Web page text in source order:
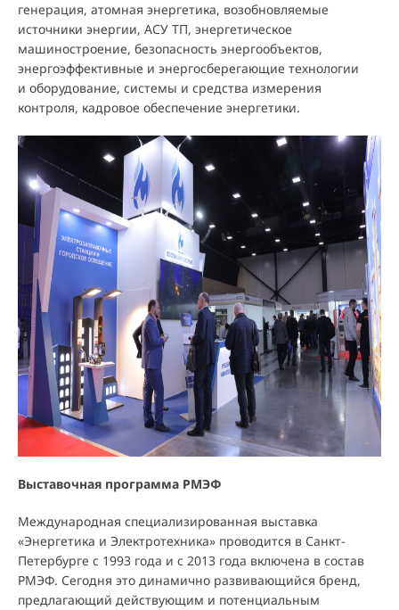
генерация, атомная энергетика, возобновляемые
источники энергии, АСУ ТП, энергетическое
машиностроение, безопасность энергообъектов,
энергоэффективные и энергосберегающие технологии
и оборудование, системы и средства измерения
контроля, кадровое обеспечение энергетики.
Выставочная программа РМЭФ
Международная специализированная выставка
«Энергетика и Электротехника» проводится в Санкт-
Петербурге с 1993 года и с 2013 года включена в состав
РМЭФ. Сегодня это динамично развивающийся бренд,
предлагающий действующим и потенциальным